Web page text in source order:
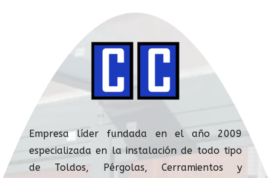
Empresa líder fundada en el año 2009
especializada en la instalación de todo tipo
de Toldos, Pérgolas, Cerramientos y